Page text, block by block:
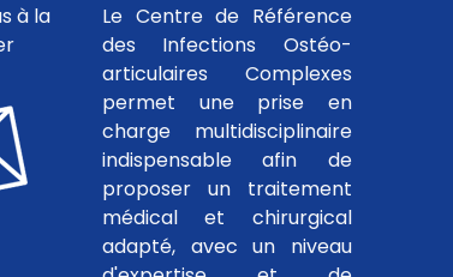
à la
Le Centre de Référence
des Infections Ostéo-
articulaires Complexes
permet une prise en
charge multidisciplinaire
indispensable afin de
proposer un traitement
médical et chirurgical
adapté, avec un niveau